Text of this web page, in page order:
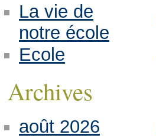
La vie de
notre école
Ecole
Archives
août 2026